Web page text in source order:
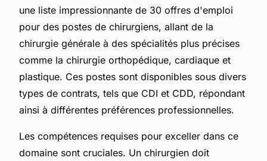
une liste impressionnante de 30 offres d'emploi
pour des postes de chirurgiens, allant de la
chirurgie générale à des spécialités plus précises
comme la chirurgie orthopédique, cardiaque et
plastique. Ces postes sont disponibles sous divers
types de contrats, tels que CDI et CDD, répondant
ainsi à différentes préférences professionnelles.
Les compétences requises pour exceller dans ce
domaine sont cruciales. Un chirurgien doit